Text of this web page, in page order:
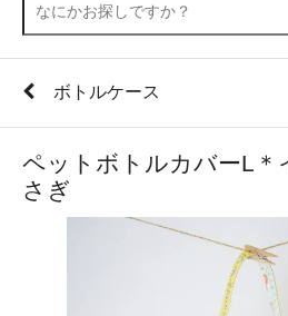
ボトルケース
ペットボトルカバーL＊
さぎ